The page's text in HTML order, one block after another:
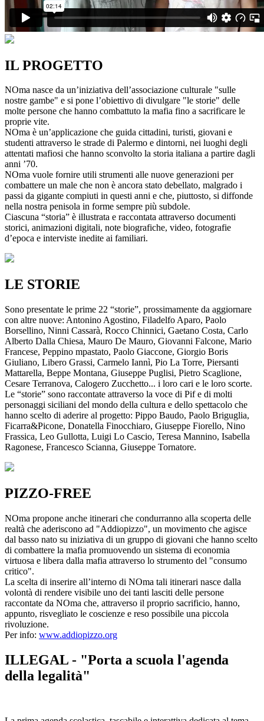
IL PROGETTO
NOma nasce da un’iniziativa dell’associazione culturale "sulle
nostre gambe" e si pone l’obiettivo di divulgare "le storie" delle
molte persone che hanno combattuto la mafia fino a sacrificare le
proprie vite.
NOma è un’applicazione che guida cittadini, turisti, giovani e
studenti attraverso le strade di Palermo e dintorni, nei luoghi degli
attentati mafiosi che hanno sconvolto la storia italiana a partire dagli
anni ’70.
NOma vuole fornire utili strumenti alle nuove generazioni per
combattere un male che non è ancora stato debellato, malgrado i
passi da gigante compiuti in questi anni e che, piuttosto, si diffonde
nella nostra penisola in forme sempre più subdole.
Ciascuna “storia” è illustrata e raccontata attraverso documenti
storici, animazioni digitali, note biografiche, video, fotografie
d’epoca e interviste inedite ai familiari.
LE STORIE
Sono presentate le prime 22 “storie”, prossimamente da aggiornare
con altre nuove: Antonino Agostino, Filadelfo Aparo, Paolo
Borsellino, Ninni Cassarà, Rocco Chinnici, Gaetano Costa, Carlo
Alberto Dalla Chiesa, Mauro De Mauro, Giovanni Falcone, Mario
Francese, Peppino mpastato, Paolo Giaccone, Giorgio Boris
Giuliano, Libero Grassi, Carmelo Iannì, Pio La Torre, Piersanti
Mattarella, Beppe Montana, Giuseppe Puglisi, Pietro Scaglione,
Cesare Terranova, Calogero Zucchetto... i loro cari e le loro scorte.
Le “storie” sono raccontate attraverso la voce di Pif e di molti
personaggi siciliani del mondo della cultura e dello spettacolo che
hanno scelto di aderire al progetto: Pippo Baudo, Paolo Briguglia,
Ficarra&Picone, Donatella Finocchiaro, Giuseppe Fiorello, Nino
Frassica, Leo Gullotta, Luigi Lo Cascio, Teresa Mannino, Isabella
Ragonese, Francesco Scianna, Giuseppe Tornatore.
PIZZO-FREE
NOma propone anche itinerari che condurranno alla scoperta delle
realtà che aderiscono ad "Addiopizzo", un movimento che agisce
dal basso nato su iniziativa di un gruppo di giovani che hanno scelto
di combattere la mafia promuovendo un sistema di economia
virtuosa e libera dalla mafia attraverso lo strumento del "consumo
critico".
La scelta di inserire all’interno di NOma tali itinerari nasce dalla
volontà di rendere visibile uno dei tanti lasciti delle persone
raccontate da NOma che, attraverso il proprio sacrificio, hanno,
appunto, risvegliato le coscienze e reso possibile una piccola
rivoluzione.
Per info: www.addiopizzo.org
ILLEGAL - "Porta a scuola l'agenda
della legalità"